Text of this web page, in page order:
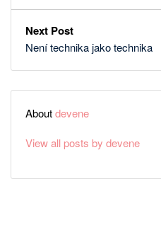
Next Post
Není technika jako technika
Aboutdevene
View all posts by devene